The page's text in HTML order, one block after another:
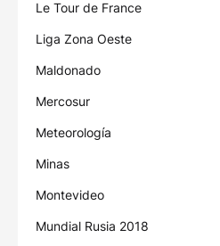
Le Tour de France
Liga Zona Oeste
Maldonado
Mercosur
Meteorología
Minas
Montevideo
Mundial Rusia 2018